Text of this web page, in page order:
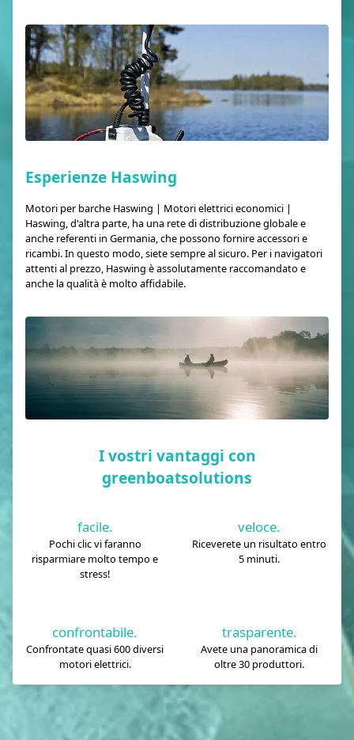
Esperienze Haswing
Motori per barche Haswing | Motori elettrici economici |
Haswing, d'altra parte, ha una rete di distribuzione globale e
anche referenti in Germania, che possono fornire accessori e
ricambi. In questo modo, siete sempre al sicuro. Per i navigatori
attenti al prezzo, Haswing è assolutamente raccomandato e
anche la qualità è molto affidabile.
I vostri vantaggi con
greenboatsolutions
facile.
Pochi clic vi faranno
risparmiare molto tempo e
stress!
veloce.
Riceverete un risultato entro
5 minuti.
confrontabile.
Confrontate quasi 600 diversi
motori elettrici.
trasparente.
Avete una panoramica di
oltre 30 produttori.